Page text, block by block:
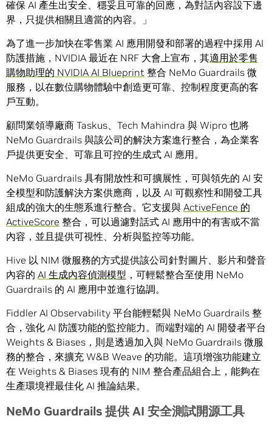
確保 AI 產生出安全、穩妥且可靠的回應，為對話內容設下邊
界，只提供相關且適當的內容。」
為了進一步加快在零售業 AI 應用開發和部署的過程中採用 AI
防護措施，NVIDIA 最近在 NRF 大會上宣布，其適用於零售
購物助理的 NVIDIA AI Blueprint 整合 NeMo Guardrails 微
服務，以在數位購物體驗中創造更可靠、控制程度更高的客
戶互動。
顧問業領導廠商 Taskus、Tech Mahindra 與 Wipro 也將
NeMo Guardrails 與該公司的解決方案進行整合，為企業客
戶提供更安全、可靠且可控的生成式 AI 應用。
NeMo Guardrails 具有開放性和可擴展性，可與領先的 AI 安
全模型和防護解決方案供應商，以及 AI 可觀察性和開發工具
組成的強大的生態系進行整合。它支援與 ActiveFence 的
ActiveScore 整合，可以過濾對話式 AI 應用中的有害或不當
內容，並且提供可視性、分析與監控等功能。
Hive 以 NIM 微服務的方式提供該公司針對圖片、影片和聲音
內容的 AI 生成內容偵測模型 ，可輕鬆整合至使用 NeMo
Guardrails 的 AI 應用中並進行協調。
Fiddler AI Observability 平台能輕鬆與 NeMo Guardrails 整
合，強化 AI 防護功能的監控能力。而端對端的 AI 開發者平台
Weights & Biases，則是透過加入與 NeMo Guardrails 微服
務的整合，來擴充 W&B Weave 的功能。這項增強功能建立
在 Weights & Biases 現有的 NIM 整合產品組合上，能夠在
生產環境裡最佳化 AI 推論結果。
NeMo Guardrails 提供AI 安全測試開源工具